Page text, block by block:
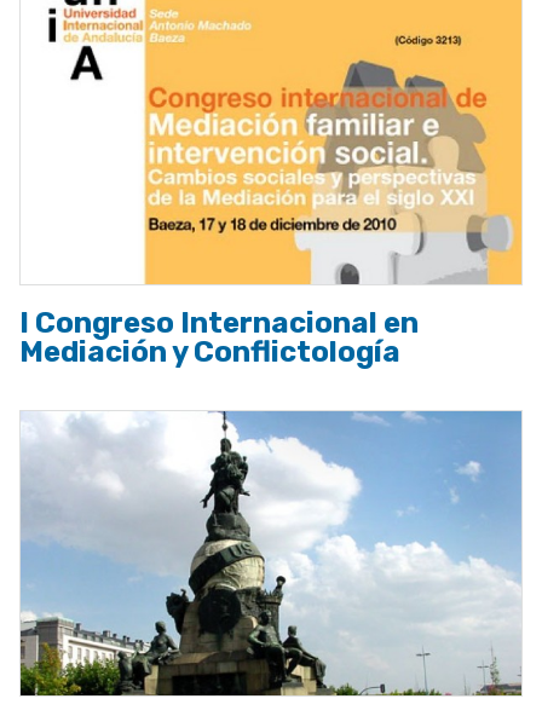
I Congreso Internacional en
Mediación y Conflictología